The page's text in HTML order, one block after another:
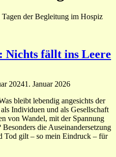
der Begleitung im Hospiz
Nichts fällt ins Leere
20241. Januar 2026
bleibt lebendig angesichts der
Individuen und als Gesellschaft
von Wandel, mit der Spannung
die Auseinandersetzung
Tod gilt – so mein Eindruck – für